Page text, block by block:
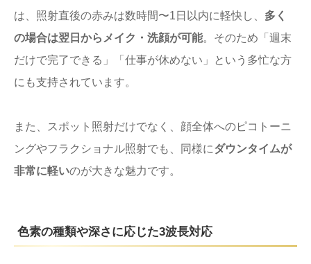
は、照射直後の赤みは数時間〜1日以内に軽快し、 多く
の場合は翌日からメイク・洗顔が可能。そのため「週末
だけで完了できる」「仕事が休めない」という多忙な方
にも支持されています。
また、スポット照射だけでなく、顔全体へのピコトーニ
ングやフラクショナル照射でも、同様にダウンタイムが
非常に軽いのが大きな魅力です。
色素の種類や深さに応じた3波長対応